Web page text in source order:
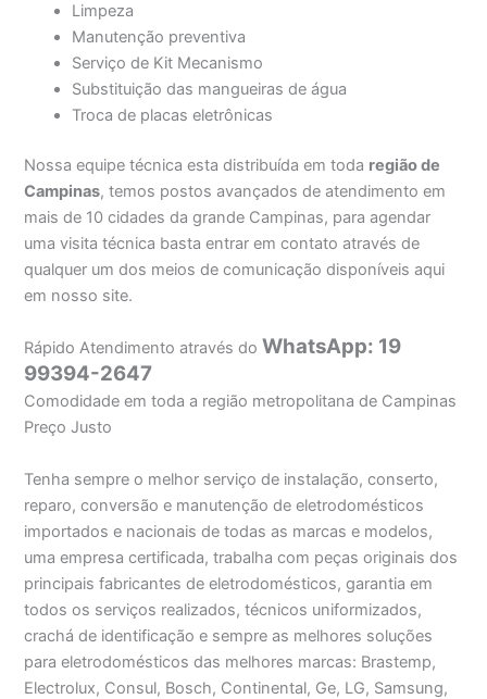
Limpeza
Manutenção preventiva
Serviço de Kit Mecanismo
Substituição das mangueiras de água
Troca de placas eletrônicas
Nossa equipe técnica esta distribuída em toda região de
Campinas, temos postos avançados de atendimento em
mais de 10 cidades da grande Campinas, para agendar
uma visita técnica basta entrar em contato através de
qualquer um dos meios de comunicação disponíveis aqui
em nosso site.
Rápido Atendimento através do WhatsApp: 19
99394-2647
Comodidade em toda a região metropolitana de Campinas
Preço Justo
Tenha sempre o melhor serviço de instalação, conserto,
reparo, conversão e manutenção de eletrodomésticos
importados e nacionais de todas as marcas e modelos,
uma empresa certificada, trabalha com peças originais dos
principais fabricantes de eletrodomésticos, garantia em
todos os serviços realizados, técnicos uniformizados,
crachá de identificação e sempre as melhores soluções
para eletrodomésticos das melhores marcas: Brastemp,
Electrolux, Consul, Bosch, Continental, Ge, LG, Samsung,